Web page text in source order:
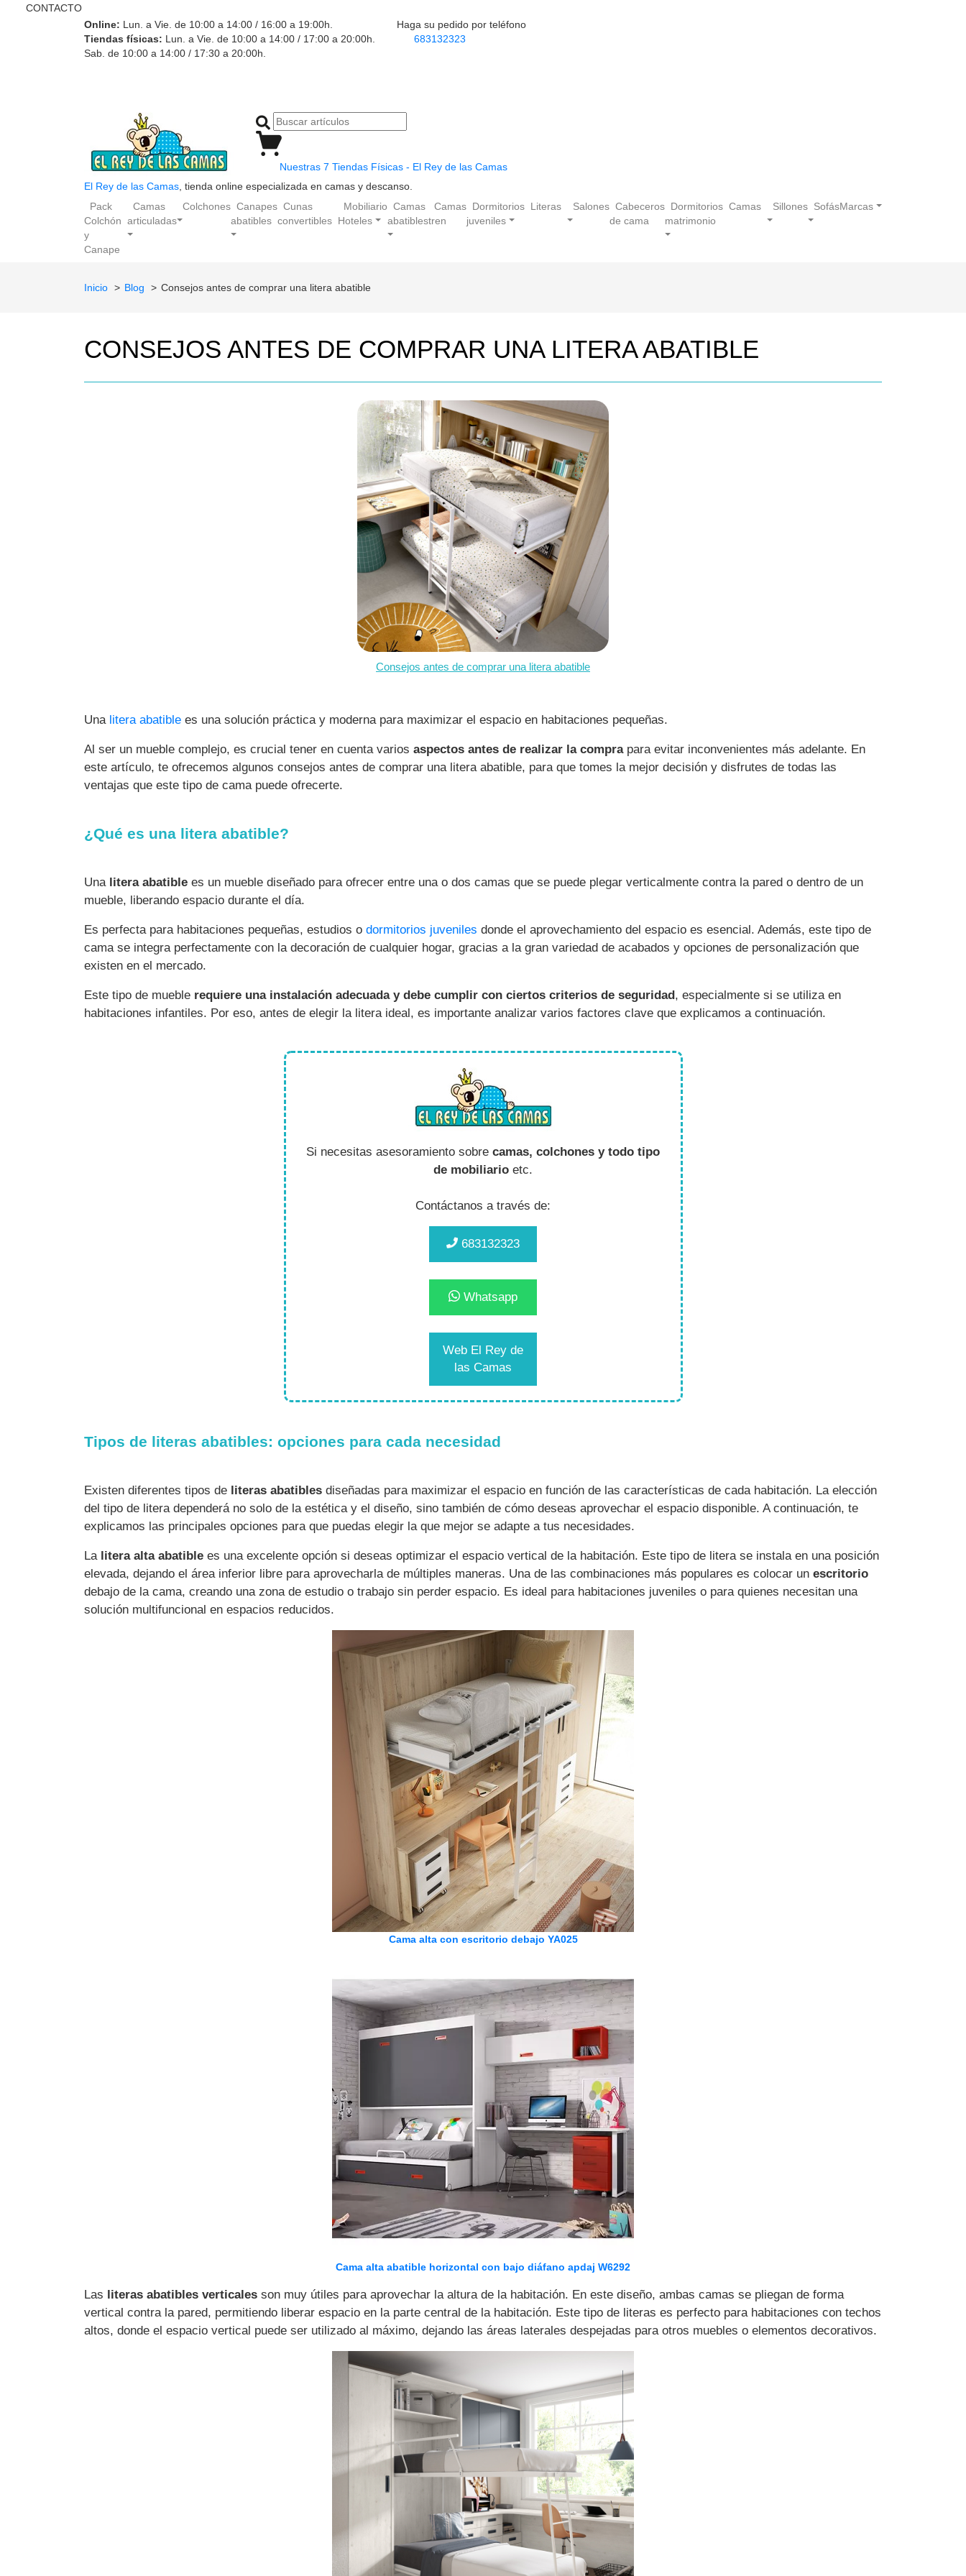
CONTACTO
Online: Lun. a Vie. de 10:00 a 14:00 / 16:00 a 19:00h.
Tiendas físicas: Lun. a Vie. de 10:00 a 14:00 / 17:00 a 20:00h.
Sab. de 10:00 a 14:00 / 17:30 a 20:00h.
Haga su pedido por teléfono
683132323
Nuestras 7 Tiendas Físicas - El Rey de las Camas
El Rey de las Camas , tienda online especializada en camas y descanso.
Pack
Colchón
y
Canape
Camas
articuladas
Colchones Canapes
abatibles
Cunas
convertibles
Mobiliario
Hoteles
Camas
abatibles
Camas
tren
Dormitorios
juveniles
Literas Salones Cabeceros
de cama
Dormitorios
matrimonio
Camas Sillones SofásMarcas
Inicio Blog Consejos antes de comprar una litera abatible
CONSEJOS ANTES DE COMPRAR UNA LITERA ABATIBLE
Consejos antes de comprar una litera abatible
Una litera abatible es una solución práctica y moderna para maximizar el espacio en habitaciones pequeñas.
Al ser un mueble complejo, es crucial tener en cuenta varios aspectos antes de realizar la comprapara evitar inconvenientes más adelante. En
este artículo, te ofrecemos algunos consejos antes de comprar una litera abatible, para que tomes la mejor decisión y disfrutes de todas las
ventajas que este tipo de cama puede ofrecerte.
¿Qué es una litera abatible?
Una litera abatible es un mueble diseñado para ofrecer entre una o dos camas que se puede plegar verticalmente contra la pared o dentro de un
mueble, liberando espacio durante el día.
Es perfecta para habitaciones pequeñas, estudios o dormitorios juveniles donde el aprovechamiento del espacio es esencial. Además, este tipo de
cama se integra perfectamente con la decoración de cualquier hogar, gracias a la gran variedad de acabados y opciones de personalización que
existen en el mercado.
Este tipo de mueble requiere una instalación adecuada y debe cumplir con ciertos criterios de seguridad, especialmente si se utiliza en
habitaciones infantiles. Por eso, antes de elegir la litera ideal, es importante analizar varios factores clave que explicamos a continuación.
Si necesitas asesoramiento sobre camas, colchones y todo tipo
de mobiliario etc.
Contáctanos a través de:
683132323
Whatsapp
Web El Rey de
las Camas
Tipos de literas abatibles: opciones para cada necesidad
Existen diferentes tipos de literas abatibles diseñadas para maximizar el espacio en función de las características de cada habitación. La elección
del tipo de litera dependerá no solo de la estética y el diseño, sino también de cómo deseas aprovechar el espacio disponible. A continuación, te
explicamos las principales opciones para que puedas elegir la que mejor se adapte a tus necesidades.
La litera alta abatible es una excelente opción si deseas optimizar el espacio vertical de la habitación. Este tipo de litera se instala en una posición
elevada, dejando el área inferior libre para aprovecharla de múltiples maneras. Una de las combinaciones más populares es colocar un escritorio
debajo de la cama, creando una zona de estudio o trabajo sin perder espacio. Es ideal para habitaciones juveniles o para quienes necesitan una
solución multifuncional en espacios reducidos.
Cama alta con escritorio debajo YA025
Cama alta abatible horizontal con bajo diáfano apdaj W6292
Las literas abatibles verticales son muy útiles para aprovechar la altura de la habitación. En este diseño, ambas camas se pliegan de forma
vertical contra la pared, permitiendo liberar espacio en la parte central de la habitación. Este tipo de literas es perfecto para habitaciones con techos
altos, donde el espacio vertical puede ser utilizado al máximo, dejando las áreas laterales despejadas para otros muebles o elementos decorativos.